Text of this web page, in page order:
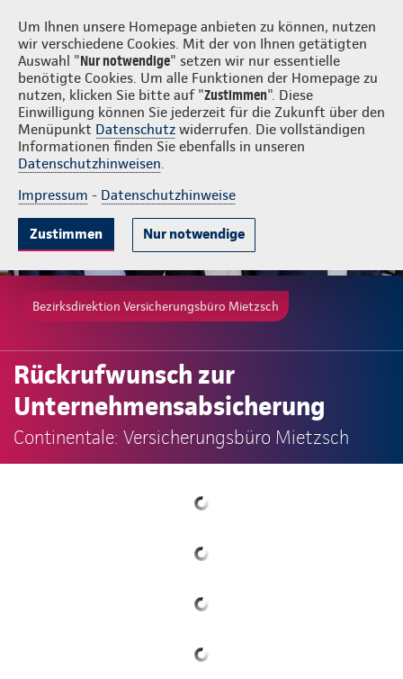
Um Ihnen unsere Homepage anbieten zu können, nutzen
wir verschiedene Cookies. Mit der von Ihnen getätigten
Auswahl "Nur notwendige" setzen wir nur essentielle
benötigte Cookies. Um alle Funktionen der Homepage zu
nutzen, klicken Sie bitte auf "Zustimmen". Diese
Einwilligung können Sie jederzeit für die Zukunft über den
Menüpunkt Datenschutz widerrufen. Die vollständigen
Informationen finden Sie ebenfalls in unseren
Datenschutzhinweisen.
Impressum - Datenschutzhinweise
Zustimmen Nur notwendige
Versicherungsbüro Mietzsch Login
Bezirksdirektion Versicherungsbüro Mietzsch
Rückrufwunsch zur
Unternehmensabsicherung
Continentale: Versicherungsbüro Mietzsch